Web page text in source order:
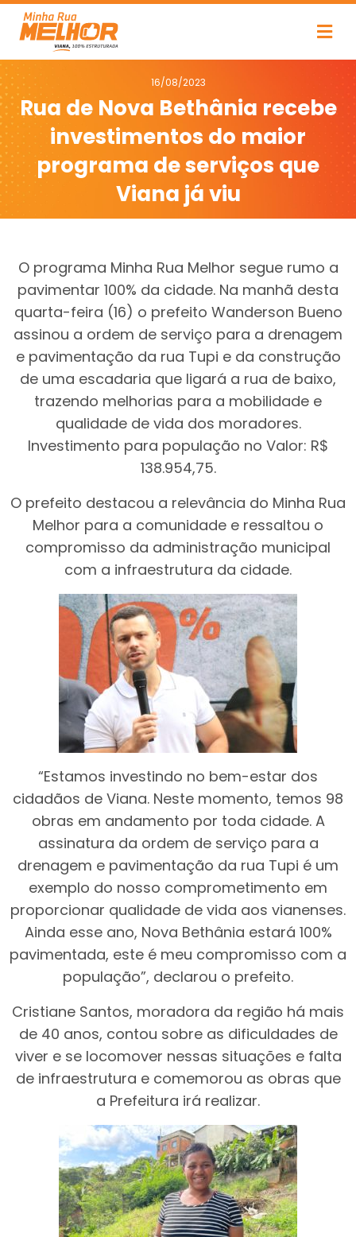
16/08/2023
Rua de Nova Bethânia recebe
investimentos do maior
programa de serviços que
Viana já viu
O programa Minha Rua Melhor segue rumo a
pavimentar 100% da cidade. Na manhã desta
quarta-feira (16) o prefeito Wanderson Bueno
assinou a ordem de serviço para a drenagem
e pavimentação da rua Tupi e da construção
de uma escadaria que ligará a rua de baixo,
trazendo melhorias para a mobilidade e
qualidade de vida dos moradores.
Investimento para população no Valor: R$
138.954,75.
O prefeito destacou a relevância do Minha Rua
Melhor para a comunidade e ressaltou o
compromisso da administração municipal
com a infraestrutura da cidade.
“Estamos investindo no bem-estar dos
cidadãos de Viana. Neste momento, temos 98
obras em andamento por toda cidade. A
assinatura da ordem de serviço para a
drenagem e pavimentação da rua Tupi é um
exemplo do nosso comprometimento em
proporcionar qualidade de vida aos vianenses.
Ainda esse ano, Nova Bethânia estará 100%
pavimentada, este é meu compromisso com a
população”, declarou o prefeito.
Cristiane Santos, moradora da região há mais
de 40 anos, contou sobre as dificuldades de
viver e se locomover nessas situações e falta
de infraestrutura e comemorou as obras que
a Prefeitura irá realizar.